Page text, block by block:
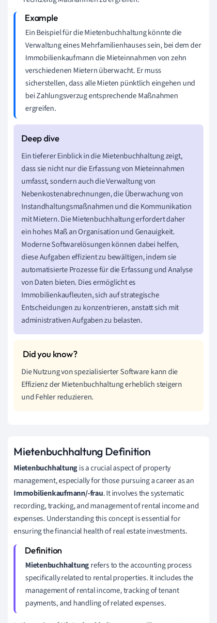
Ein Beispiel für die Mietenbuchhaltung könnte die
Verwaltung eines Mehrfamilienhauses sein, bei dem der
Immobilienkaufmann die Mieteinnahmen von zehn
verschiedenen Mietern überwacht. Er muss
sicherstellen, dass alle Mieten pünktlich eingehen und
bei Zahlungsverzug entsprechende Maßnahmen
ergreifen.
Ein tieferer Einblick in die Mietenbuchhaltung zeigt,
dass sie nicht nur die Erfassung von Mieteinnahmen
umfasst, sondern auch die Verwaltung von
Nebenkostenabrechnungen, die Überwachung von
Instandhaltungsmaßnahmen und die Kommunikation
mit Mietern. Die Mietenbuchhaltung erfordert daher
ein hohes Maß an Organisation und Genauigkeit.
Moderne Softwarelösungen können dabei helfen,
diese Aufgaben effizient zu bewältigen, indem sie
automatisierte Prozesse für die Erfassung und Analyse
von Daten bieten. Dies ermöglicht es
Immobilienkaufleuten, sich auf strategische
Entscheidungen zu konzentrieren, anstatt sich mit
administrativen Aufgaben zu belasten.
Die Nutzung von spezialisierter Software kann die
Effizienz der Mietenbuchhaltung erheblich steigern
und Fehler reduzieren.
Mietenbuchhaltung Definition
Mietenbuchhaltungis a crucial aspect of property
management, especially for those pursuing a career as an
Immobilienkaufmann/-frau. It involves the systematic
recording, tracking, and management of rental income and
expenses. Understanding this concept is essential for
ensuring the financial health of real estate investments.
Mietenbuchhaltungrefers to the accounting process
specifically related to rental properties. It includes the
management of rental income, tracking of tenant
payments, and handling of related expenses.